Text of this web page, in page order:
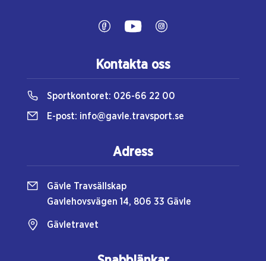
Kontakta oss
Sportkontoret: 026-66 22 00
E-post: info@gavle.travsport.se
Adress
Gävle Travsällskap
Gavlehovsvägen 14, 806 33 Gävle
Gävletravet